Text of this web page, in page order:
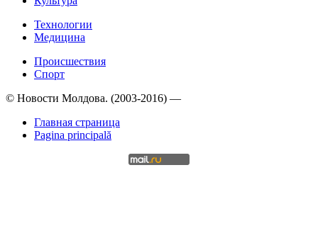
Технологии
Медицина
Происшествия
Спорт
© Новости Молдова. (2003-2016) —
Главная страница
Pagina principală